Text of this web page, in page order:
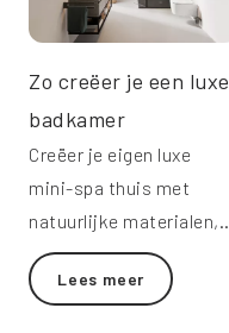
Zo creëer je een luxe
badkamer
Creëer je eigen luxe
mini-spa thuis met
natuurlijke materialen,
inloopdouche en
Sunshower.
Lees meer